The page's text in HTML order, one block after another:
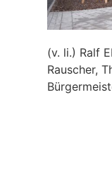
(v. li.) Ralf
Rauscher,